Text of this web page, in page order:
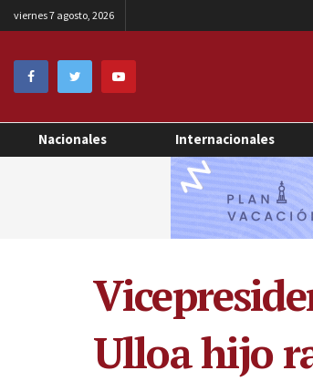
viernes 7 agosto, 2026
Nacionales Internacionales
Ulloa hijo